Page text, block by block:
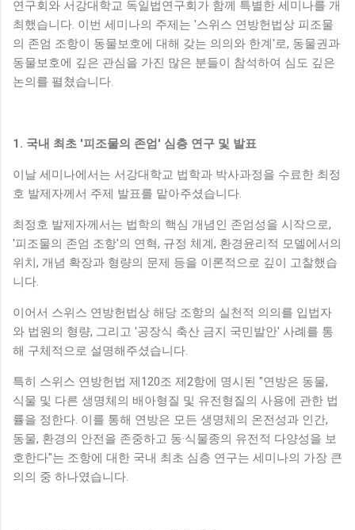
연구회와 서강대학교 독일법연구회가 함께 특별한 세미나를 개
최했습니다. 이번 세미나의 주제는 '스위스 연방헌법상 피조물
의 존엄 조항이 동물보호에 대해 갖는 의의와 한계'로, 동물권과
동물보호에 깊은 관심을 가진 많은 분들이 참석하여 심도 깊은
논의를 펼쳤습니다.
1. 국내 최초 '피조물의 존엄' 심층 연구 및 발표
이날 세미나에서는 서강대학교 법학과 박사과정을 수료한 최정
호 발제자께서 주제 발표를 맡아주셨습니다.
최정호 발제자께서는 법학의 핵심 개념인 존엄성을 시작으로,
'피조물의 존엄 조항'의 연혁, 규정 체계, 환경윤리적 모델에서의
위치, 개념 확장과 형량의 문제 등을 이론적으로 깊이 고찰했습
니다.
이어서 스위스 연방헌법상 해당 조항의 실천적 의의를 입법자
와 법원의 형량, 그리고 '공장식 축산 금지 국민발안' 사례를 통
해 구체적으로 설명해주셨습니다.
특히 스위스 연방헌법 제120조 제2항에 명시된 "연방은 동물,
식물 및 다른 생명체의 배아형질 및 유전형질의 사용에 관한 법
률을 정한다. 이를 통해 연방은 모든 생명체의 온전성과 인간,
동물, 환경의 안전을 존중하고 동·식물종의 유전적 다양성을 보
호한다"는 조항에 대한 국내 최초 심층 연구는 세미나의 가장 큰
의의 중 하나였습니다.